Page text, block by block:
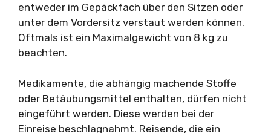
entweder im Gepäckfach über den Sitzen oder
unter dem Vordersitz verstaut werden können.
Oftmals ist ein Maximalgewicht von 8 kg zu
beachten.
Medikamente, die abhängig machende Stoffe
oder Betäubungsmittel enthalten, dürfen nicht
eingeführt werden. Diese werden bei der
Einreise beschlagnahmt. Reisende, die ein